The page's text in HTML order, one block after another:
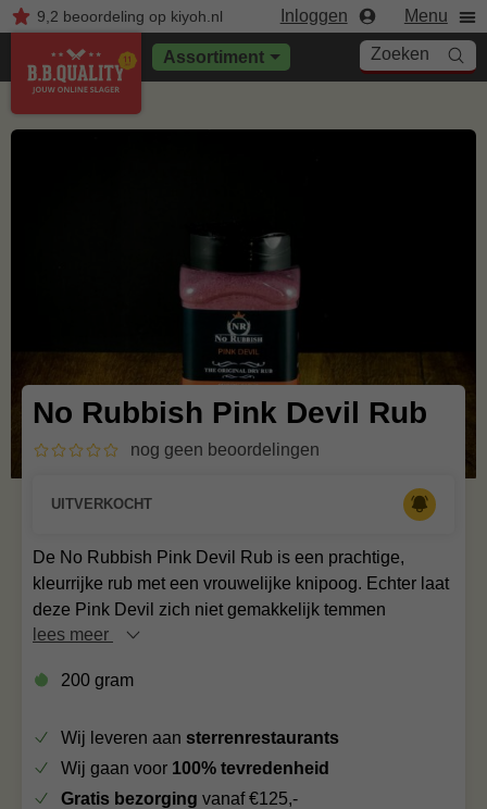
9,2 beoordelingop kiyoh.nl Inloggen Menu
Assortiment Zoeken
No Rubbish Pink Devil Rub
nog geen beoordelingen
De No Rubbish Pink Devil Rub is een prachtige,
kleurrijke rub met een vrouwelijke knipoog. Echter laat
deze Pink Devil zich niet gemakkelijk temmen
lees meer
200 gram
UITVERKOCHT
Wij leveren aan sterrenrestaurants
Wij gaan voor 100% tevredenheid
Gratis bezorging vanaf €125,-